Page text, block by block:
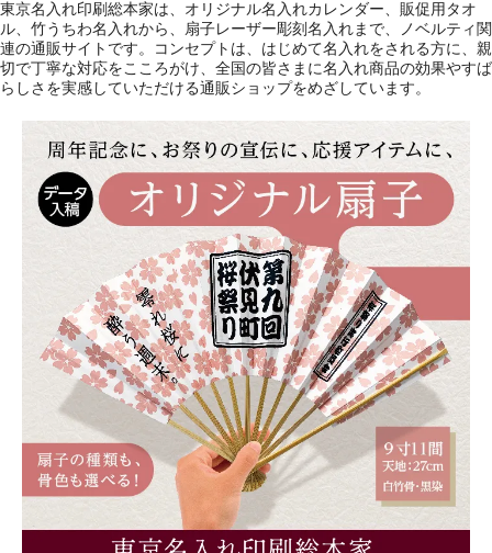
東京名入れ印刷総本家は、オリジナル名入れカレンダー、販促用タオ
ル、竹うちわ名入れから、扇子レーザー彫刻名入れまで、ノベルティ関
連の通販サイトです。コンセプトは、はじめて名入れをされる方に、親
切で丁寧な対応をこころがけ、全国の皆さまに名入れ商品の効果やすば
らしさを実感していただける通販ショップをめざしています。